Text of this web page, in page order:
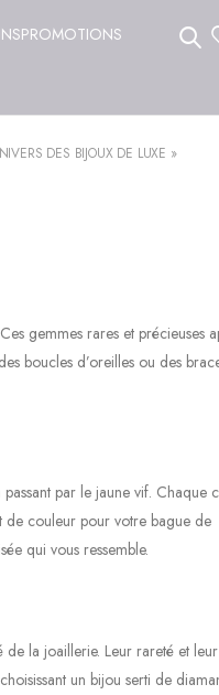
PROMOTIONS
DES BIJOUX DE LUXE »
gemmes rares et précieuses
boucles d’oreilles ou des
par le jaune vif. Chaque
de couleur pour votre bague de
qui vous ressemble.
la joaillerie. Leur rareté et
un bijou serti de